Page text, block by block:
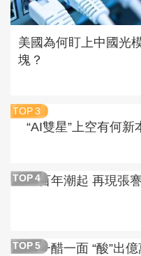
美國為何盯上中國光
塊？
TOP 3
“AI雙星”上空有何新
TOP 4百年潮起 再現張
TOP 5一醋一面 “酸”出